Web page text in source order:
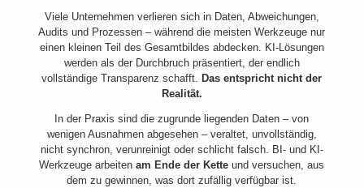
Viele Unternehmen verlieren sich in Daten, Abweichungen,
Audits und Prozessen – während die meisten Werkzeuge nur
einen kleinen Teil des Gesamtbildes abdecken. KI-Lösungen
werden als der Durchbruch präsentiert, der endlich
vollständige Transparenz schafft. Das entspricht nicht der
Realität.
In der Praxis sind die zugrunde liegenden Daten – von
wenigen Ausnahmen abgesehen – veraltet, unvollständig,
nicht synchron, verunreinigt oder schlicht falsch. BI- und KI-
Werkzeuge arbeitenam Ende der Kette und versuchen, aus
dem zu gewinnen, was dort zufällig verfügbar ist.